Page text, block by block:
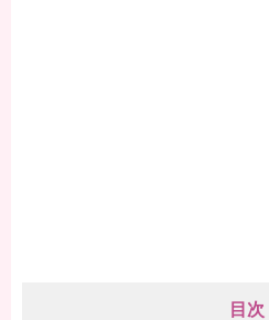
目次